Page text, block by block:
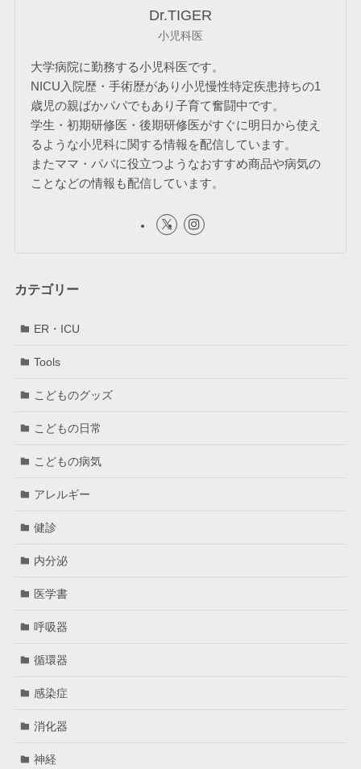
Dr.TIGER
小児科医
大学病院に勤務する小児科医です。
NICU入院歴・手術歴があり小児慢性特定疾患持ちの1
歳児の親ばかパパでもあり子育て奮闘中です。
学生・初期研修医・後期研修医がすぐに明日から使え
るような小児科に関する情報を配信しています。
またママ・パパに役立つようなおすすめ商品や病気の
ことなどの情報も配信しています。
カテゴリー
ER・ICU
Tools
こどものグッズ
こどもの日常
こどもの病気
アレルギー
健診
内分泌
医学書
呼吸器
循環器
感染症
消化器
神経